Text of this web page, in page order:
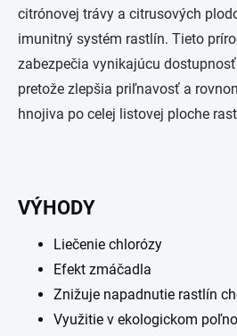
citrónovej trávy a citrusových
imunitný systém rastlín. Tieto
zabezpečia vynikajúcu
pretože zlepšia priľnavosť a
hnojiva po celej listovej ploche
VÝHODY
Liečenie chlorózy
Efekt zmáčadla
Znižuje napadnutie rastlín
Využitie v ekologickom